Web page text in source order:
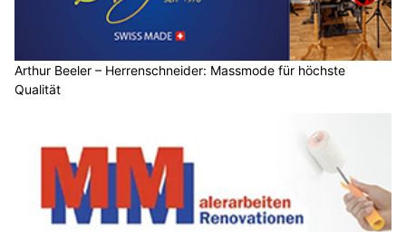
Arthur Beeler – Herrenschneider: Massmode für höchste
Qualität